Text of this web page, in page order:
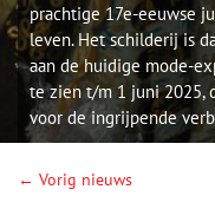
prachtige 17e-eeuwse
leven. Het schilderij is
aan de huidige mode-
te zien t/m 1 juni 2025,
voor de ingrijpende
← Vorig nieuws